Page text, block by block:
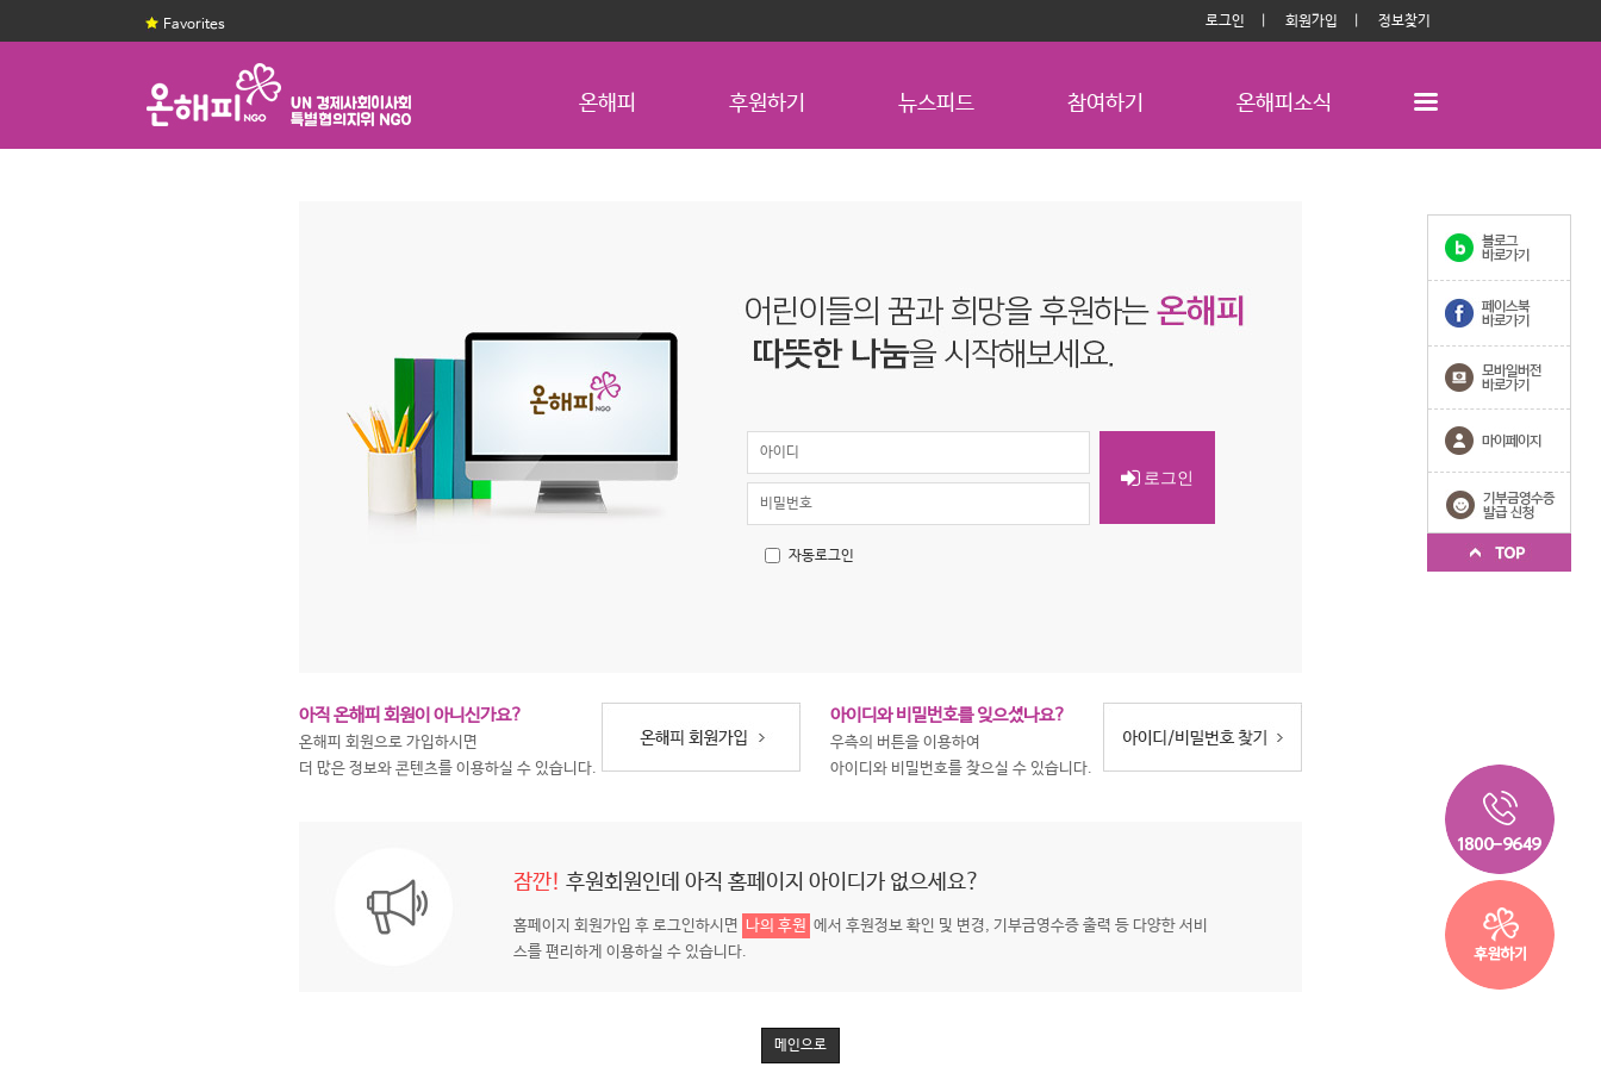
Favorites 로그인 회원가입 정보찾기
온해피 후원하기 뉴스피드 참여하기 온해피소식
로그인
자동로그인
아직 온해피 회원이 아니신가요?
온해피 회원으로 가입하시면
더 많은 정보와 콘텐츠를 이용하실 수 있습니다.
아이디와 비밀번호를 잊으셨나요?
우측의 버튼을 이용하여
아이디와 비밀번호를 찾으실 수 있습니다.
잠깐! 후원회원인데 아직 홈페이지 아이디가 없으세요?
홈페이지 회원가입 후 로그인하시면 나의 후원 에서 후원정보 확인 및 변경, 기부금영수증 출력 등 다양한 서비
스를 편리하게 이용하실 수 있습니다.
메인으로